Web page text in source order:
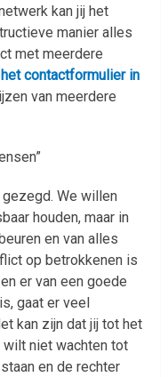
kan jij het
manier alles
met meerdere
contactformulier in
van meerdere
We willen
houden, maar in
en van alles
op betrokkenen is
er van een goede
gaat er veel
kan zijn dat jij tot het
niet wachten tot
en de rechter